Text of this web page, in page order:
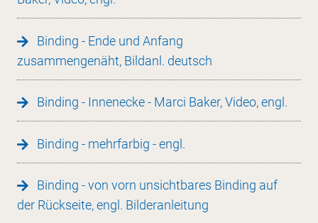
Binding - Ende und Anfang
zusammengenäht, Bildanl. deutsch
Binding - Innenecke - Marci Baker, Video, engl.
Binding - mehrfarbig - engl.
Binding - von vorn unsichtbares Binding auf
der Rückseite, engl. Bilderanleitung